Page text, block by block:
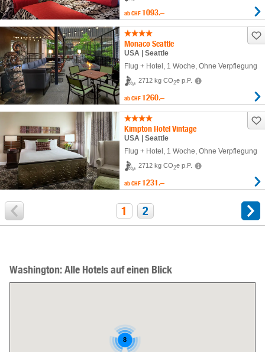
ab CHF 1093.–
Monaco Seattle
USA | Seattle
Flug + Hotel , 1 Woche, Ohne Verpflegung
2712 kg CO2e p.P.
ab CHF 1260.–
Kimpton Hotel Vintage
USA | Seattle
Flug + Hotel , 1 Woche, Ohne Verpflegung
2712 kg CO2e p.P.
ab CHF 1231.–
1 2
Washington: Alle Hotels auf einen Blick
8